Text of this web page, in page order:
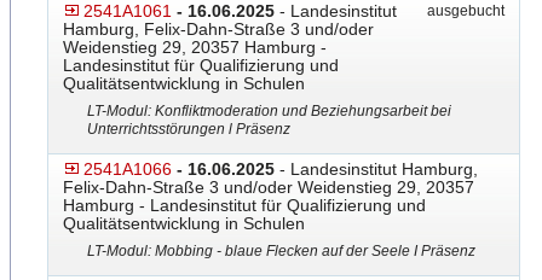
2541A1061 - 16.06.2025 - Landesinstitut
Hamburg, Felix-Dahn-Straße 3 und/oder
Weidenstieg 29, 20357 Hamburg -
Landesinstitut für Qualifizierung und
Qualitätsentwicklung in Schulen
ausgebucht
LT-Modul: Konfliktmoderation und Beziehungsarbeit bei
Unterrichtsstörungen l Präsenz
2541A1066 - 16.06.2025 - Landesinstitut Hamburg,
Felix-Dahn-Straße 3 und/oder Weidenstieg 29, 20357
Hamburg - Landesinstitut für Qualifizierung und
Qualitätsentwicklung in Schulen
LT-Modul: Mobbing - blaue Flecken auf der Seele I Präsenz